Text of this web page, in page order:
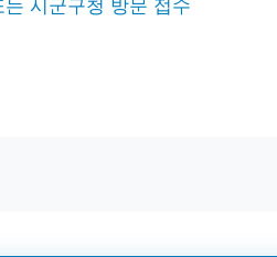
시군구청 방문 접수